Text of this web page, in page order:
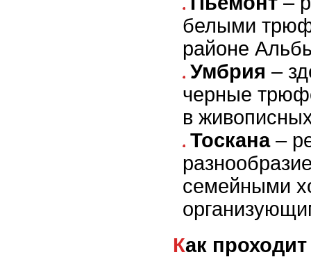
белыми
районе
Умбрия –
черные
в
Тоскана–
семейными
Как